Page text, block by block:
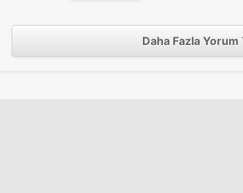
Daha Fazla Yorum